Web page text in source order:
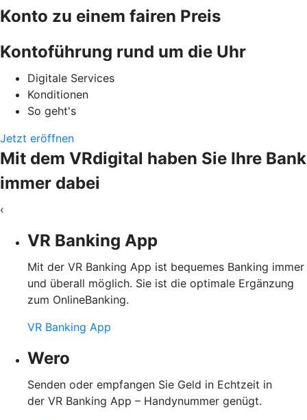
Konto zu einem fairen Preis
Kontoführung rund um die Uhr
Digitale Services
Konditionen
So geht's
Jetzt eröffnen
Mit dem VRdigital haben Sie Ihre Bank
immer dabei
‹
VR Banking App
Mit der VR Banking App ist bequemes Banking immer
und überall möglich. Sie ist die optimale Ergänzung
zum OnlineBanking.
VR Banking App
Wero
Senden oder empfangen Sie Geld in Echtzeit in
der VR Banking App – Handynummer genügt.